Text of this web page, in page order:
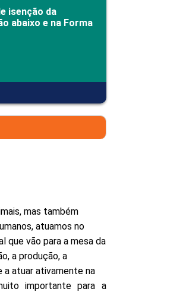
isenção da
abaixo e na Forma
mas também
atuamos no
que vão para a mesa da
a produção, a
a atuar ativamente na
importante para a